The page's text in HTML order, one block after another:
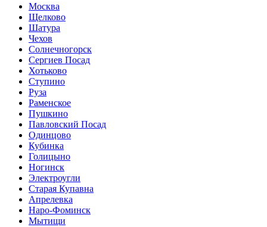
Москва
Щелково
Шатура
Чехов
Солнечногорск
Сергиев Посад
Хотьково
Ступино
Руза
Раменское
Пушкино
Павловский Посад
Одинцово
Кубинка
Голицыно
Ногинск
Электроугли
Старая Купавна
Апрелевка
Наро-Фоминск
Мытищи